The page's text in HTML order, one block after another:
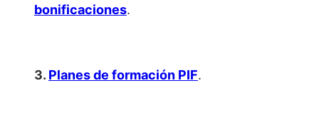
bonificaciones.
3. Planes de formación PIF.